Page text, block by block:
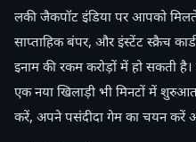
लकी जैकपॉट इंडिया पर आपको
साप्ताहिक बंपर, और इंस्टेंट स्क्रैच
इनाम की रकम करोड़ों में हो सकती
एक नया खिलाड़ी भी मिनटों में
करें, अपने पसंदीदा गेम का चयन करें